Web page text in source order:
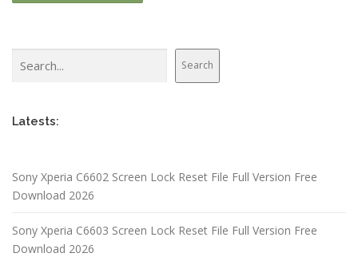
Search
Latests:
Sony Xperia C6602 Screen Lock Reset File Full Version Free
Download 2026
Sony Xperia C6603 Screen Lock Reset File Full Version Free
Download 2026